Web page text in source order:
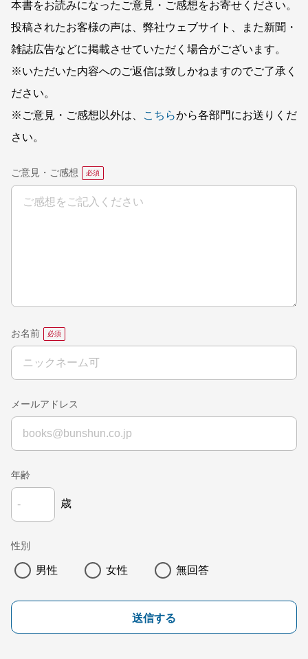
本書をお読みになったご意見・ご感想をお寄せください。
投稿されたお客様の声は、弊社ウェブサイト、また新聞・
雑誌広告などに掲載させていただく場合がございます。
※いただいた内容へのご返信は致しかねますのでご了承く
ださい。
※ご意見・ご感想以外は、
こちらから各部門にお送りくだ
さい。
ご意見・ご感想
お名前
メールアドレス
年齢
歳
性別
男性 女性 無回答
送信する